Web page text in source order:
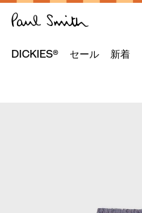
DICKIES® セール 新着